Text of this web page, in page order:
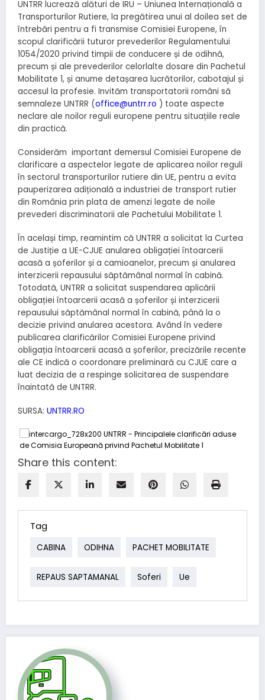
UNTRR lucrează alături de IRU – Uniunea Internațională a
Transporturilor Rutiere, la pregătirea unui al doilea set de
întrebări pentru a fi transmise Comisiei Europene, în
scopul clarificării tuturor prevederilor Regulamentului
1054/2020 privind timpii de conducere și de odihnă,
precum și ale prevederilor celorlalte dosare din Pachetul
Mobilitate 1, și anume detașarea lucrătorilor, cabotajul și
accesul la profesie. Invităm transportatorii români să
semnaleze UNTRR (office@untrr.ro ) toate aspecte
neclare ale noilor reguli europene pentru situațiile reale
din practică.
Considerăm important demersul Comisiei Europene de
clarificare a aspectelor legate de aplicarea noilor reguli
în sectorul transporturilor rutiere din UE, pentru a evita
pauperizarea adițională a industriei de transport rutier
din România prin plata de amenzi legate de noile
prevederi discriminatorii ale Pachetului Mobilitate 1.
În același timp, reamintim că UNTRR a solicitat la Curtea
de Justiție a UE-CJUE anularea obligației întoarcerii
acasă a șoferilor și a camioanelor, precum și anularea
interzicerii repausului săptămânal normal în cabină.
Totodată, UNTRR a solicitat suspendarea aplicării
obligației întoarcerii acasă a șoferilor și interzicerii
repausului săptămânal normal în cabină, până la o
decizie privind anularea acestora. Având în vedere
publicarea clarificărilor Comisiei Europene privind
obligația întoarcerii acasă a șoferilor, precizările recente
ale CE indică o coordonare preliminară cu CJUE care a
luat decizia de a respinge solicitarea de suspendare
înaintată de UNTRR.
SURSA: UNTRR.RO
Share this content:
Tag
CABINA ODIHNA PACHET MOBILITATE
REPAUS SAPTAMANAL Soferi Ue